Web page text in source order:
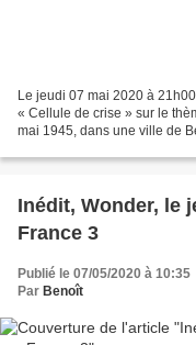
Le jeudi 07 mai 2020 à
« Cellule de crise » sur le
mai 1945, dans une ville de
Inédit, Wonder, le
France 3
Publié le 07/05/2020 à 10:35
Par Benoît